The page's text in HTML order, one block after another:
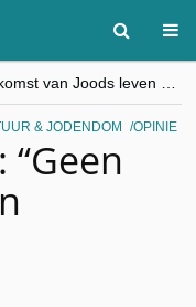
“Besnijdenisdebat toont hoe moeilijk seculiere Westen minderheden begrijpt”, Jinnih Beels (Vooruit)
CITYTRIP | ROEMENIË – Boekarest: de verrassing van Oost-Europa
& JODENDOM OPINIE